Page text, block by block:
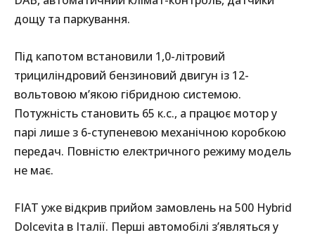
дощу та паркування.
Під капотом встановили 1,0-літровий
трициліндровий бензиновий двигун із 12-
вольтовою м’якою гібридною системою.
Потужність становить 65 к.с., а працює мотор у
парі лише з 6-ступеневою механічною коробкою
передач. Повністю електричного режиму модель
не має.
FIAT уже відкрив прийом замовлень на 500 Hybrid
Dolcevita в Італії. Перші автомобілі з’являться у